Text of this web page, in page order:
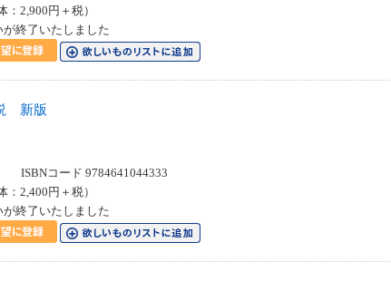
：2,900円＋税）
終了いたしました
新版
ISBNコード 9784641044333
：2,400円＋税）
終了いたしました